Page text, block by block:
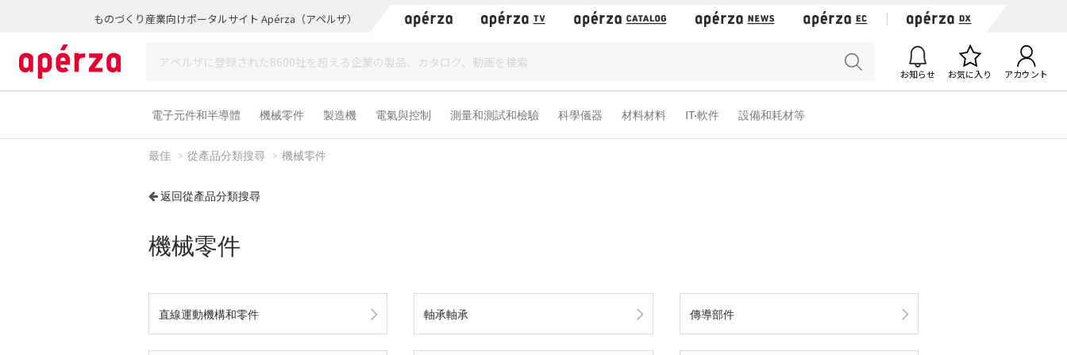
ものづくり産業向けポータルサイト Apérza（アペルザ）
お知らせ お気に入り アカウント
電子元件和半導體 機械零件 製造機 電氣與控制 測量和測試和檢驗 科學儀器 材料材料 IT·軟件 設備和耗材等
最佳 從產品分類搜尋 機械零件
返回從產品分類搜尋
機械零件
直線運動機構和零件 軸承軸承 傳導部件